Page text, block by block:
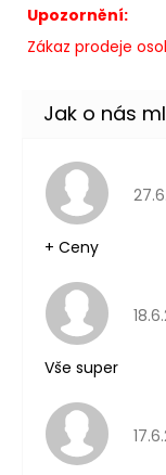
Upozornění:
Zákaz prodeje
+ Ceny
Vše super